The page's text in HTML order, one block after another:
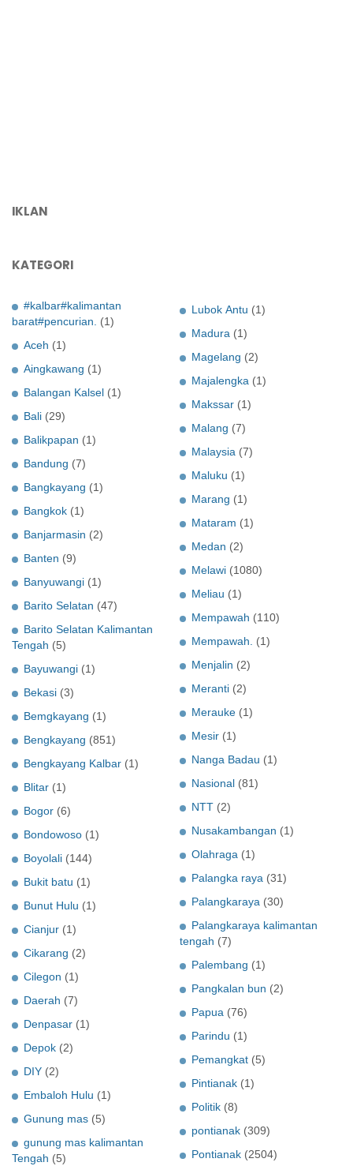
IKLAN
KATEGORI
#kalbar#kalimantan
barat#pencurian. (1)
Aceh (1)
Aingkawang (1)
Balangan Kalsel (1)
Bali (29)
Balikpapan (1)
Bandung (7)
Bangkayang (1)
Bangkok (1)
Banjarmasin (2)
Banten (9)
Banyuwangi (1)
Barito Selatan (47)
Barito Selatan Kalimantan
Tengah (5)
Bayuwangi (1)
Bekasi (3)
Bemgkayang (1)
Bengkayang (851)
Bengkayang Kalbar (1)
Blitar (1)
Bogor (6)
Bondowoso (1)
Boyolali (144)
Bukit batu (1)
Bunut Hulu (1)
Cianjur (1)
Cikarang (2)
Cilegon (1)
Daerah (7)
Denpasar (1)
Depok (2)
DIY (2)
Embaloh Hulu (1)
Gunung mas (5)
gunung mas kalimantan
Tengah (5)
Lubok Antu (1)
Madura (1)
Magelang (2)
Majalengka (1)
Makssar (1)
Malang (7)
Malaysia (7)
Maluku (1)
Marang (1)
Mataram (1)
Medan (2)
Melawi (1080)
Meliau (1)
Mempawah (110)
Mempawah. (1)
Menjalin (2)
Meranti (2)
Merauke (1)
Mesir (1)
Nanga Badau (1)
Nasional (81)
NTT (2)
Nusakambangan (1)
Olahraga (1)
Palangka raya (31)
Palangkaraya (30)
Palangkaraya kalimantan
tengah (7)
Palembang (1)
Pangkalan bun (2)
Papua (76)
Parindu (1)
Pemangkat (5)
Pintianak (1)
Politik (8)
pontianak (309)
Pontianak (2504)